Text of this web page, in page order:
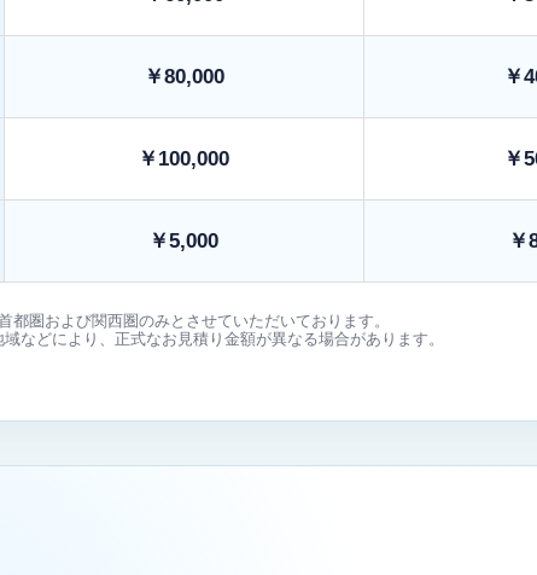
￥80,000 ￥
￥100,000 ￥
￥5,000 ￥
圏および関西圏のみとさせていただいております。
などにより、正式なお見積り金額が異なる場合があります。